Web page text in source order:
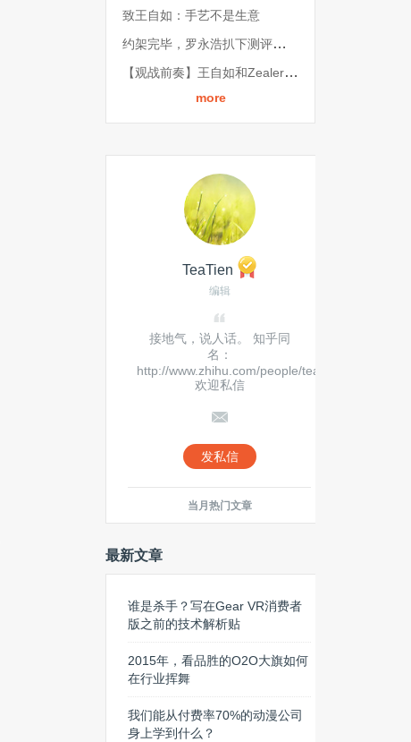
致王自如：手艺不是生意
约架完毕，罗永浩扒下测评行业的底裤
【观战前奏】王自如和Zealer的抉择
more
TeaTien
编辑
接地气，说人话。 知乎同
名：
http://www.zhihu.com/people/teatien
欢迎私信
发私信
当月热门文章
最新文章
谁是杀手？写在Gear VR消费者
版之前的技术解析贴
2015年，看品胜的O2O大旗如何
在行业挥舞
我们能从付费率70%的动漫公司
身上学到什么？